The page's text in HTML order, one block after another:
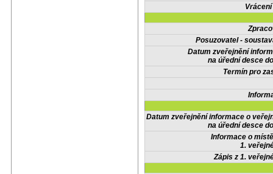
Posuzovatel -
Datum zveřejnění
na úřední desce
Termín pro
Datum zveřejnění informace o
na úřední desce
Informace o
1.
Zápis z 1.